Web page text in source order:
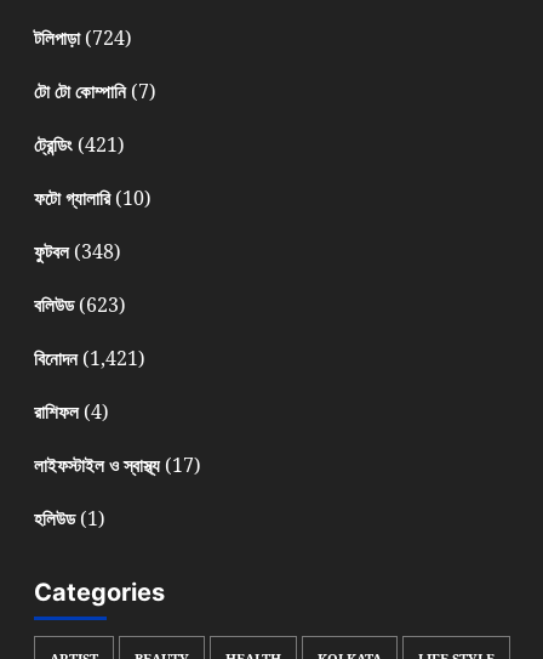
টলিপাড়া(724)
টো টো কোম্পানি(7)
ট্রেন্ডিং(421)
ফটো গ্যালারি(10)
ফুটবল(348)
বলিউড(623)
বিনোদন(1,421)
রাশিফল(4)
লাইফস্টাইল ও স্বাস্থ্য(17)
হলিউড(1)
Categories